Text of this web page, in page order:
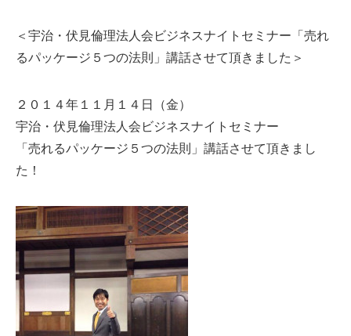
＜宇治・伏見倫理法人会ビジネスナイトセミナー「売れ
るパッケージ５つの法則」講話させて頂きました＞
２０１４年１１月１４日（金）
宇治・伏見倫理法人会ビジネスナイトセミナー
「売れるパッケージ５つの法則」講話させて頂きまし
た！